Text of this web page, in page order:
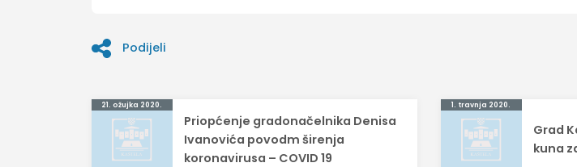
Podijeli
Navigacija
objava
21. ožujka 2020.
Priopćenje gradonačelnika Denisa
Ivanovića povodm širenja
koronavirusa – COVID 19
1. travnja 2020.
Grad
kuna